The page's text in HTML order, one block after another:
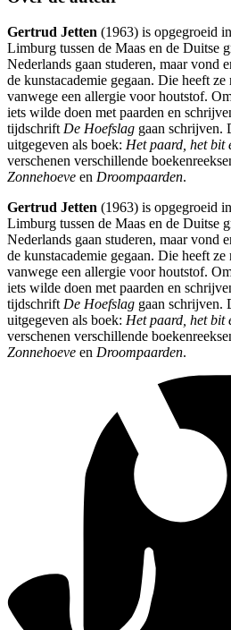
Gertrud Jetten (1963) is opgegroeid
Limburg tussen de Maas en de Duitse
Nederlands gaan studeren, maar vond
de kunstacademie gegaan. Die heeft
vanwege een allergie voor houtstof.
iets wilde doen met paarden en
tijdschrift De Hoefslag gaan schrijven.
uitgegeven als boek: Het paard, het bit
verschenen verschillende
Zonnehoeve en Droompaarden.
Gertrud Jetten (1963) is opgegroeid
Limburg tussen de Maas en de Duitse
Nederlands gaan studeren, maar vond
de kunstacademie gegaan. Die heeft
vanwege een allergie voor houtstof.
iets wilde doen met paarden en
tijdschrift De Hoefslag gaan schrijven.
uitgegeven als boek: Het paard, het bit
verschenen verschillende
Zonnehoeve en Droompaarden.